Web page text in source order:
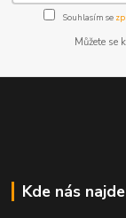
Souhlasím se
Můžete
Kde nás